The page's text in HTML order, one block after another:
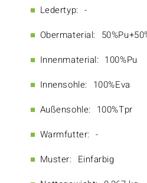
Ledertyp: -
Obermaterial:
Innenmaterial: 100%Pu
Innensohle: 100%Eva
Außensohle: 100%Tpr
Warmfutter: -
Muster: Einfarbig